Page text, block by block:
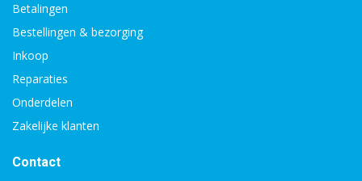
Betalingen
Bestellingen & bezorging
Inkoop
Reparaties
Onderdelen
Zakelijke klanten
Contact